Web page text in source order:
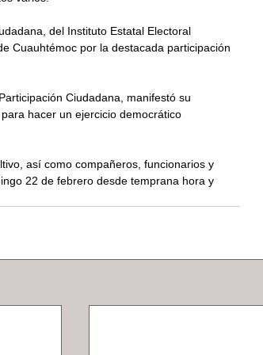
del Instituto Estatal Electoral
Cuauhtémoc por la destacada participación
Ciudadana, manifestó su
hacer un ejercicio democrático
así como compañeros, funcionarios y
22 de febrero desde temprana hora y